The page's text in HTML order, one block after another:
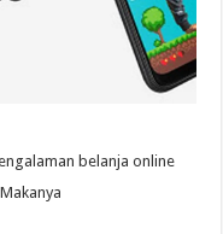
belanja online